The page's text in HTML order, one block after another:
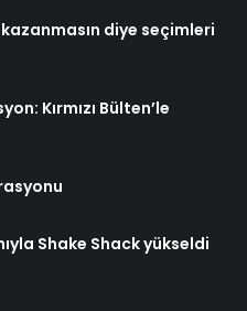
diye seçimleri
Kırmızı Bülten’le
Shake Shack yükseldi